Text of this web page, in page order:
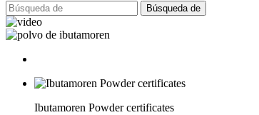
Búsqueda de
Ibutamoren Powder certificates